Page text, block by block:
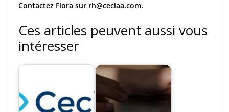
Contactez Flora sur rh@ceciaa.com.
Ces articles peuvent aussi vous
intéresser